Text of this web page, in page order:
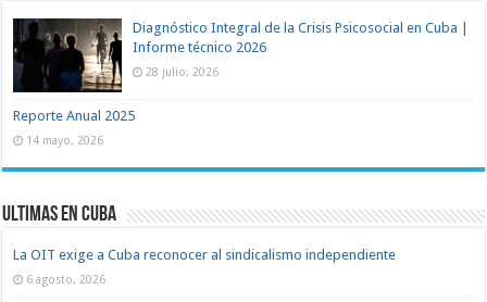
Diagnóstico Integral de la Crisis Psicosocial en Cuba |
Informe técnico 2026
28 julio, 2026
Reporte Anual 2025
14 mayo, 2026
Ultimas en Cuba
La OIT exige a Cuba reconocer al sindicalismo independiente
6 agosto, 2026